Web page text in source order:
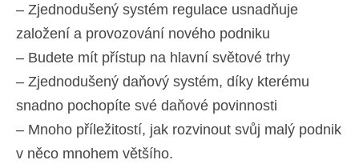
– Zjednodušený systém regulace usnadňuje
založení a provozování nového podniku
– Budete mít přístup na hlavní světové trhy
– Zjednodušený daňový systém, díky kterému
snadno pochopíte své daňové povinnosti
– Mnoho příležitostí, jak rozvinout svůj malý podnik
v něco mnohem většího.